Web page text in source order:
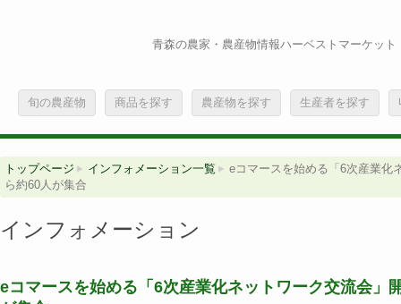
青森の農家・農産物情報ハーベストマーケット
旬の農産物 商品を探す 農産物を探す 生産者を探す
トップページ インフォメーション一覧
eコマースを始める「6次産業化
ら約60人が集合
インフォメーション
eコマースを始める「6次産業化ネットワーク交流会」